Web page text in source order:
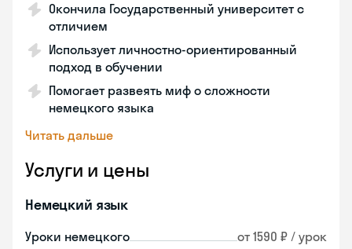
Окончила Государственный университет с
отличием
Использует личностно-ориентированный
подход в обучении
Помогает развеять миф о сложности
немецкого языка
Читать дальше
Услуги и цены
Немецкий язык
Уроки немецкого от 1590 ₽ / урок